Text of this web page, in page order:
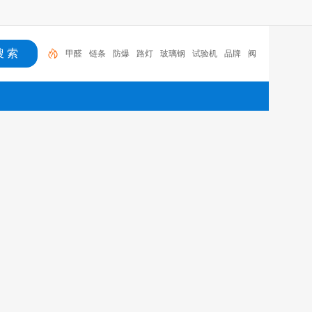
甲醛 链条 防爆 路灯 玻璃钢 试验机 品牌 阀
门 健康 食品